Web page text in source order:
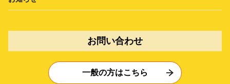
お問い合わせ
一般の方はこちら